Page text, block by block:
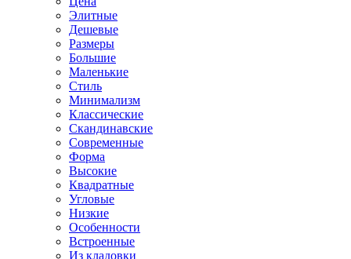
Элитные
Дешевые
Размеры
Большие
Маленькие
Стиль
Минимализм
Классические
Скандинавские
Современные
Форма
Высокие
Квадратные
Угловые
Низкие
Особенности
Встроенные
Из кладовки